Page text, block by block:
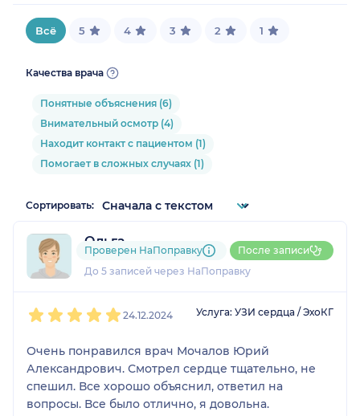
Всё 5 4 3 2 1
Качества врача
Понятные объяснения (6)
Внимательный осмотр (4)
Находит контакт с пациентом (1)
Помогает в сложных случаях (1)
Сортировать:
Ольга
1 отзыв
До 5 записей через НаПоправку
Проверен НаПоправку После записи
24.12.2024 Услуга: УЗИ сердца / ЭхоКГ
Очень понравился врач Мочалов Юрий
Александрович. Смотрел сердце тщательно, не
спешил. Все хорошо объяснил, ответил на
вопросы. Все было отлично, я довольна.